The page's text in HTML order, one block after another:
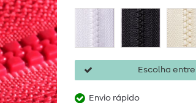
Escolha entre
Envio rápido